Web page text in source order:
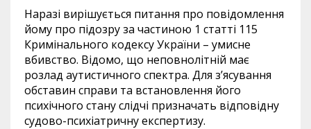
Наразі вирішується питання про повідомлення
йому про підозру за частиною 1 статті 115
Кримінального кодексу України – умисне
вбивство. Відомо, що неповнолітній має
розлад аутистичного спектра. Для з’ясування
обставин справи та встановлення його
психічного стану слідчі призначать відповідну
судово-психіатричну експертизу.